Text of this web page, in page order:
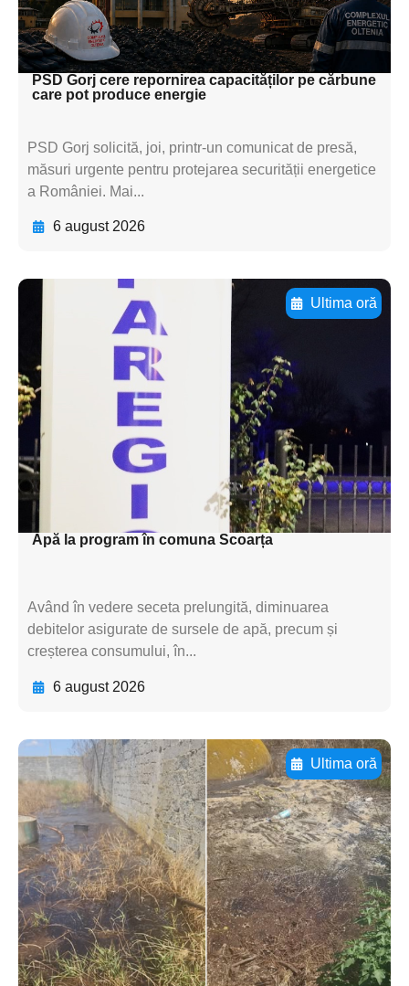
subtitluAdaugă aici
textul pentru subti
PSD Gorj cere repornirea capacităților pe cărbune
care pot produce energie
PSD Gorj solicită, joi, printr-un comunicat de presă,
măsuri urgente pentru protejarea securității energetice
a României. Mai...
6 august 2026
Ultima oră
Adaugă aici textul pentru
subtitluAdaugă aici
textul pentru
subtitluAdaugă aici
textul pentru
subtitluAdaugă aici
textul pentru subti
Apă la program în comuna Scoarța
Având în vedere seceta prelungită, diminuarea
debitelor asigurate de sursele de apă, precum și
creșterea consumului, în...
6 august 2026
Ultima oră
Adaugă aici textul pentru
subtitluAdaugă aici
textul pentru
subtitluAdaugă aici
textul pentru
subtitluAdaugă aici
textul pentru subti